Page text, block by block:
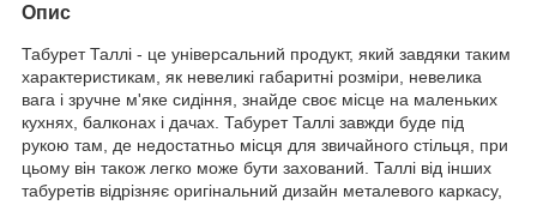
Опис
Табурет Таллі - це універсальний продукт, який завдяки таким
характеристикам, як невеликі габаритні розміри, невелика
вага і зручне м'яке сидіння, знайде своє місце на маленьких
кухнях, балконах і дачах. Табурет Таллі завжди буде під
рукою там, де недостатньо місця для звичайного стільця, при
цьому він також легко може бути захований. Таллі від інших
табуретів відрізняє оригінальний дизайн металевого каркасу,